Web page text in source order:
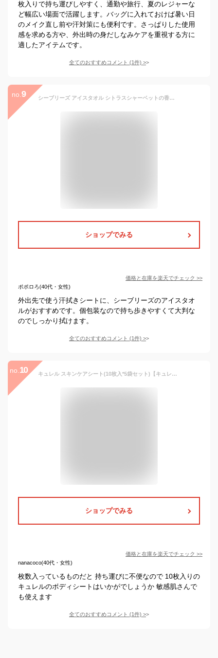
枚入りで持ち運びしやすく、通勤や旅行、夏のレジャーな
ど幅広い場面で活躍します。バッグに入れておけば暑い日
のメイク直し前や汗対策にも便利です。さっぱりした使用
感を求める方や、外出時の身だしなみケアを重視する方に
適したアイテムです。
全てのおすすめコメント (1件) >
no. 9 シーブリーズ アイスタオル シトラスシャーベットの香り 5包入 ロング 個包装 ファイントゥデイ 暑さ対策グッズ 夏 暑さしのぎ グッズ 便利グッズ 首にかけられる 汗拭きシート ボディシート 冷感 大判 冷却タオル クールタオル 使い捨て 冷感シート 携帯用 後ろ首 冷やす
ショップでみる
価格と在庫を楽天でチェック >>
ポポロろ(40代・女性)
外出先で使う汗拭きシートに、シーブリーズのアイスタオ
ルがおすすめです。個包装なので持ち歩きやすくて大判な
のでしっかり拭けます。
全てのおすすめコメント (1件) >
no. 10 キュレル スキンケアシート(10枚入*5袋セット)【キュレル】
ショップでみる
価格と在庫を楽天でチェック >>
nanacoco(40代・女性)
枚数入っているものだと 持ち運びに不便なので 10枚入りの
キュレルのボディシートはいかがでしょうか 敏感肌さんで
も使えます
全てのおすすめコメント (1件) >